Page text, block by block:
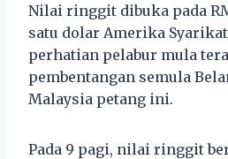
Nilai ringgit dibuka pada
satu dolar Amerika Syarikat
perhatian pelabur mula
pembentangan semula
Malaysia petang ini.
Pada 9 pagi, nilai ringgit